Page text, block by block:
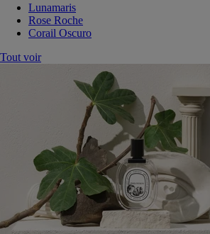
Lunamaris
Rose Roche
Corail Oscuro
Tout voir